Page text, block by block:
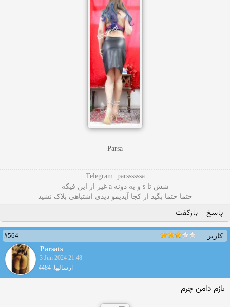
Parsa
Telegram: parssssssa
شش تا s و یه دونه a غیر از این فیکه
حتما حتما بگید از کجا آیدیمو دیدی اشتباهی بلاک نشید
پاسخ بازگفت
کاربر
#564
Parsats
3 Jun 2024 21:48
ارسالها: 4484
بازم دامن چرم